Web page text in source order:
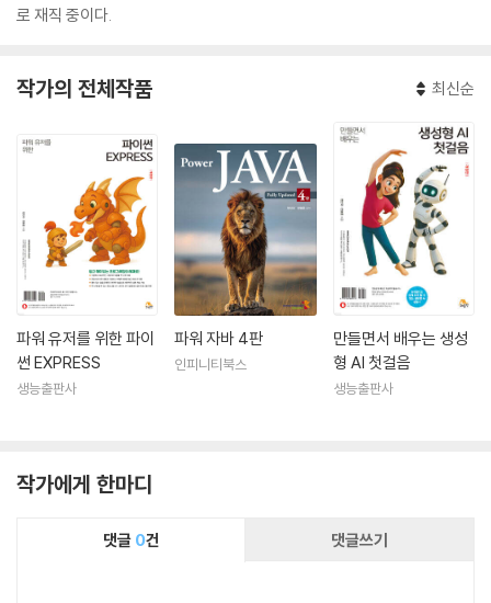
로 재직 중이다.
작가의 전체작품 최신순
파워 유저를 위한 파이
썬 EXPRESS
생능출판사
파워 자바 4판
인피니티북스
만들면서 배우는 생성
형 AI 첫걸음
생능출판사
작가에게 한마디
댓글 0건 댓글쓰기